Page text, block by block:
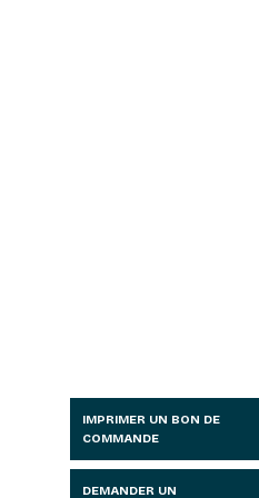
IMPRIMER UN BON DE
COMMANDE
DEMANDER UN